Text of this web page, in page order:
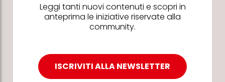
Leggi tanti nuovi contenuti e scopri in
anteprima le iniziative riservate alla
community.
ISCRIVITI ALLA NEWSLETTER